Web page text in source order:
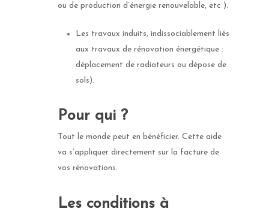
ou de production d’énergie renouvelable, etc ).
Les travaux induits, indissociablement liés
aux travaux de rénovation énergétique :
déplacement de radiateurs ou dépose de
sols).
Pour qui ?
Tout le monde peut en bénéficier. Cette aide
va s’appliquer directement sur la facture de
vos rénovations.
Les conditions à